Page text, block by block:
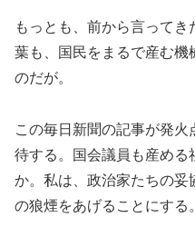
もっとも、前から言って
葉も、国民をまるで産む機
のだが。
この毎日新聞の記事が発
待する。国会議員も産め
か。私は、政治家たちの妥
の狼煙をあげることにする。